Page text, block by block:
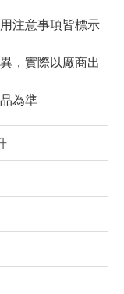
注意事項皆標示
，實際以廠商出
為準